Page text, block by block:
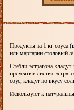
Продукты на 1 кг соуcа
или маргарин столовый
Стебли эстрагона
промытые листья
соус, кладут по вкусу
Используют к